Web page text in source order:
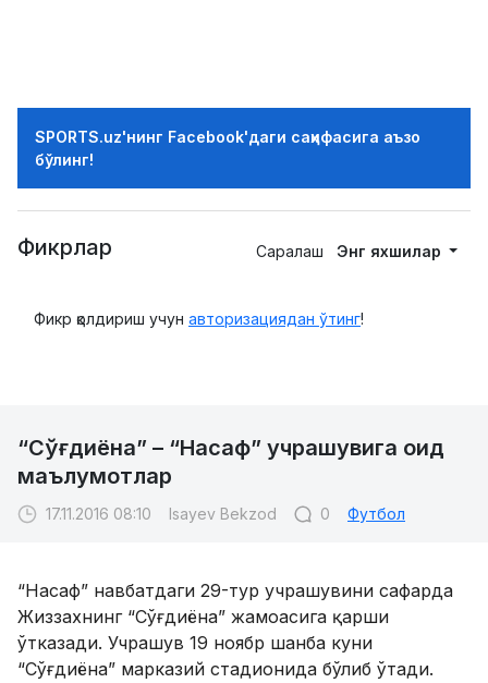
SPORTS.uz'нинг Facebook'даги саҳифасига аъзо
бўлинг!
Фикрлар Саралаш Энг яхшилар
Фикр қолдириш учун авторизациядан ўтинг!
“Сўғдиёна” – “Насаф” учрашувига оид
маълумотлар
17.11.2016 08:10 Isayev Bekzod 0 Футбол
“Насаф” навбатдаги 29-тур учрашувини сафарда
Жиззахнинг “Сўғдиёна” жамоасига қарши
ўтказади. Учрашув 19 ноябр шанба куни
“Сўғдиёна” марказий стадионида бўлиб ўтади.